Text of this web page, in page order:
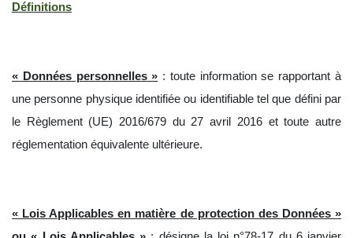
Définitions
« Données personnelles » : toute information se rapportant à
une personne physique identifiée ou identifiable tel que défini par
le Règlement (UE) 2016/679 du 27 avril 2016 et toute autre
réglementation équivalente ultérieure.
« Lois Applicables en matière de protection des Données »